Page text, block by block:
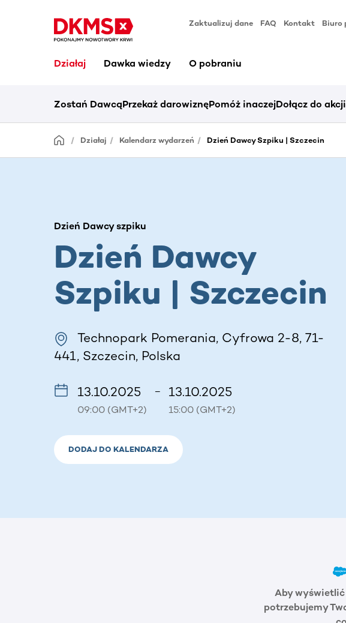
Zaktualizuj dane FAQ Kontakt Biuro
Działaj Dawka wiedzy O pobraniu
Zostań DawcąPrzekaż darowiznęPomóż inaczejDołącz do akcji
Działaj Kalendarz wydarzeń Dzień Dawcy Szpiku | Szczecin
Dzień Dawcy szpiku
Dzień Dawcy
Szpiku | Szczecin
Technopark Pomerania, Cyfrowa 2-8, 71-
441, Szczecin, Polska
13.10.2025
09:00 (GMT+2)
– 13.10.2025
15:00 (GMT+2)
DODAJ DO KALENDARZA
Aby
potrzebujemy